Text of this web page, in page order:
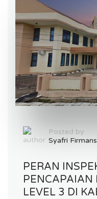
Posted by
Syafri
PERAN
PENCAPAIAN
LEVEL 3 DI